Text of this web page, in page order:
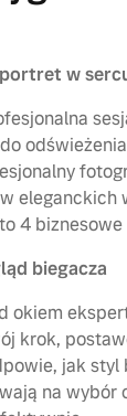
w
eleganckich
4 biznesowe
biegacza
okiem
krok,
jak styl
na wybór